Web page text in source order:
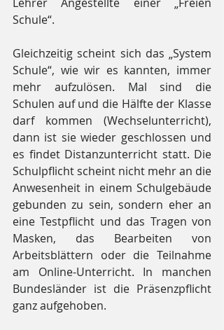
Schule“.
Gleichzeitig scheint sich das „System
Schule“, wie wir es kannten, immer
mehr aufzulösen. Mal sind die
Schulen auf und die Hälfte der Klasse
darf kommen (Wechselunterricht),
dann ist sie wieder geschlossen und
es findet Distanzunterricht statt. Die
Schulpflicht scheint nicht mehr an die
Anwesenheit in einem Schulgebäude
gebunden zu sein, sondern eher an
eine Testpflicht und das Tragen von
Masken, das Bearbeiten von
Arbeitsblättern oder die Teilnahme
am Online-Unterricht. In manchen
Bundesländer ist die Präsenzpflicht
ganz aufgehoben.